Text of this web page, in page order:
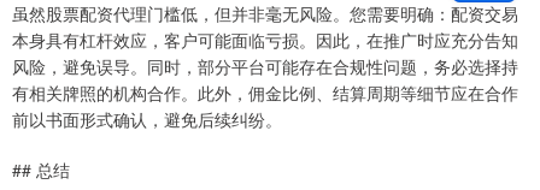
虽然股票配资代理门槛低，但并非毫无风险。您需要明确：配资交易
本身具有杠杆效应，客户可能面临亏损。因此，在推广时应充分告知
风险，避免误导。同时，部分平台可能存在合规性问题，务必选择持
有相关牌照的机构合作。此外，佣金比例、结算周期等细节应在合作
前以书面形式确认，避免后续纠纷。
## 总结